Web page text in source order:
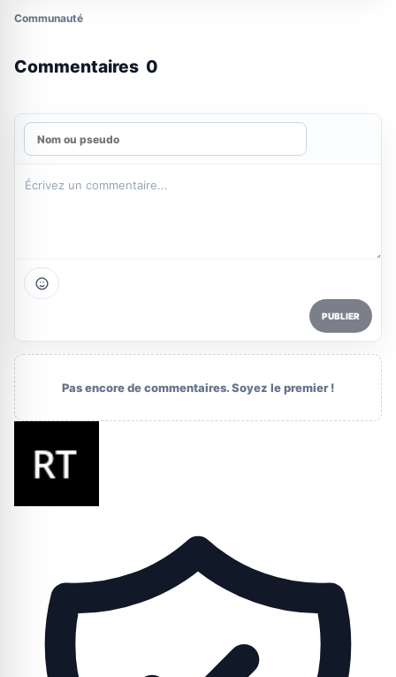
Communauté
Commentaires 0
PUBLIER
Pas encore de commentaires. Soyez le premier !